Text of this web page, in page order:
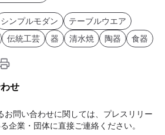
シンプルモダン
テーブルウエア
伝統工芸 器 清水焼 陶器 食器
せ
お問い合わせに関しては、プレスリリー
企業・団体に直接ご連絡ください。